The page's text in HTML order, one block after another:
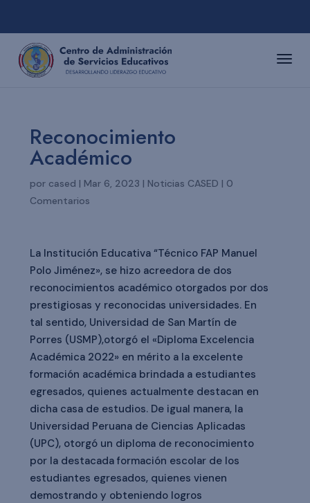
Reconocimiento
Académico
por cased | Mar 6, 2023 | Noticias CASED | 0
Comentarios
La Institución Educativa “Técnico FAP Manuel
Polo Jiménez», se hizo acreedora de dos
reconocimientos académico otorgados por dos
prestigiosas y reconocidas universidades. En
tal sentido, Universidad de San Martín de
Porres (USMP),otorgó el «Diploma Excelencia
Académica 2022» en mérito a la excelente
formación académica brindada a estudiantes
egresados, quienes actualmente destacan en
dicha casa de estudios. De igual manera, la
Universidad Peruana de Ciencias Aplicadas
(UPC), otorgó un diploma de reconocimiento
por la destacada formación escolar de los
estudiantes egresados, quienes vienen
demostrando y obteniendo logros